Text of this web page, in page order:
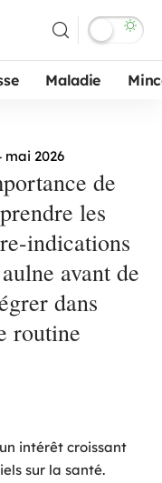
Maladie
mai 2026
de
les
indications
avant de
dans
routine
intérêt croissant
sur la santé.